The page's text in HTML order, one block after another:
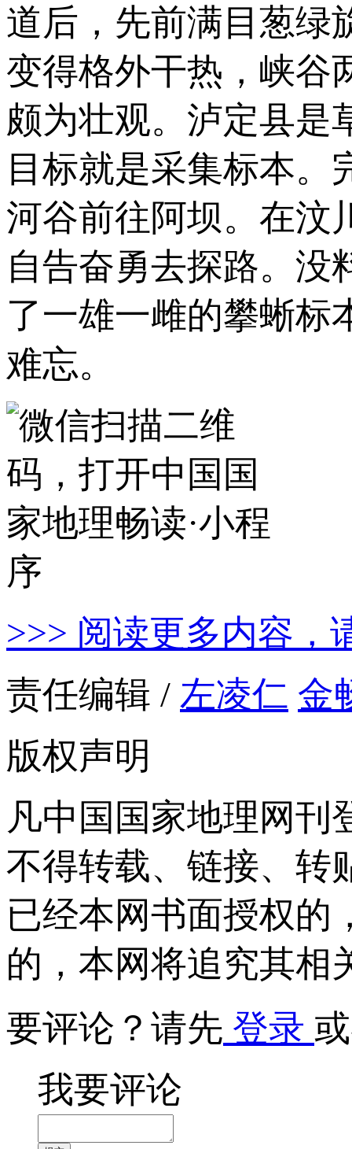
道后，先前满目葱绿
变得格外干热，峡谷
颇为壮观。泸定县是
目标就是采集标本。
河谷前往阿坝。在汶
自告奋勇去探路。没
了一雄一雌的攀蜥标
难忘。
>>> 阅读更多内容，
责任编辑 / 左凌仁 金
版权声明
凡中国国家地理网刊
不得转载、链接、转
已经本网书面授权的
的，本网将追究其相
要评论？请先 登录
我要评论